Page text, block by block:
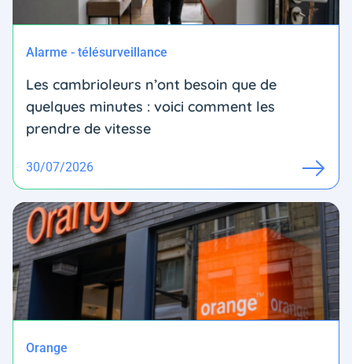
Alarme - télésurveillance
Les cambrioleurs n’ont besoin que de
quelques minutes : voici comment les
prendre de vitesse
30/07/2026
Orange